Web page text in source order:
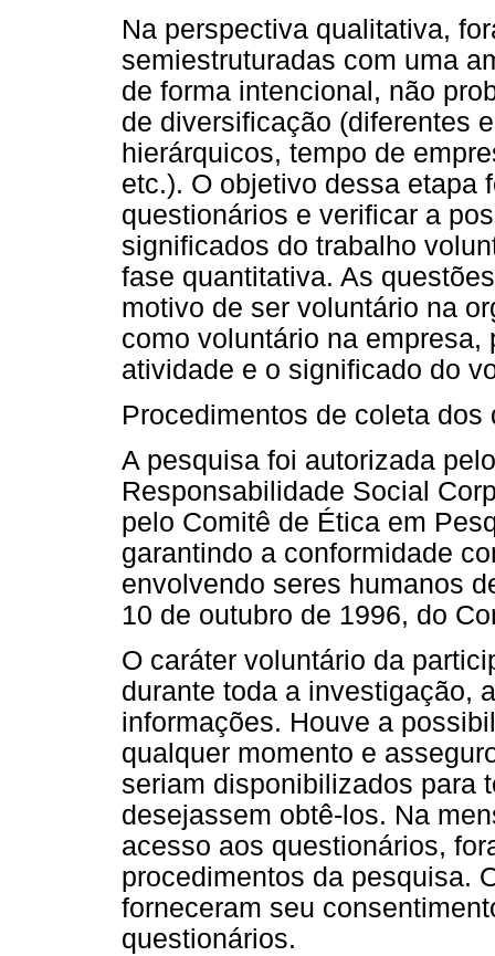
Na perspectiva qualitativa,
semiestruturadas com uma
de forma intencional, não
de diversificação (diferentes
hierárquicos, tempo de
etc.). O objetivo dessa etapa
questionários e verificar a
significados do trabalho
fase quantitativa. As
motivo de ser voluntário na
como voluntário na
atividade e o significado do
Procedimentos de coleta
A pesquisa foi autorizada
Responsabilidade Social
pelo Comitê de Ética em
garantindo a conformidade
envolvendo seres humanos
10 de outubro de 1996, do
O caráter voluntário da
durante toda a investigação,
informações. Houve a
qualquer momento e
seriam disponibilizados para
desejassem obtê-los. Na
acesso aos questionários,
procedimentos da pesquisa.
forneceram seu
questionários.